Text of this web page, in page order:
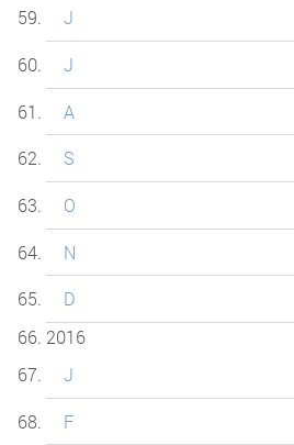
J
J
A
S
O
N
D
2016
J
F